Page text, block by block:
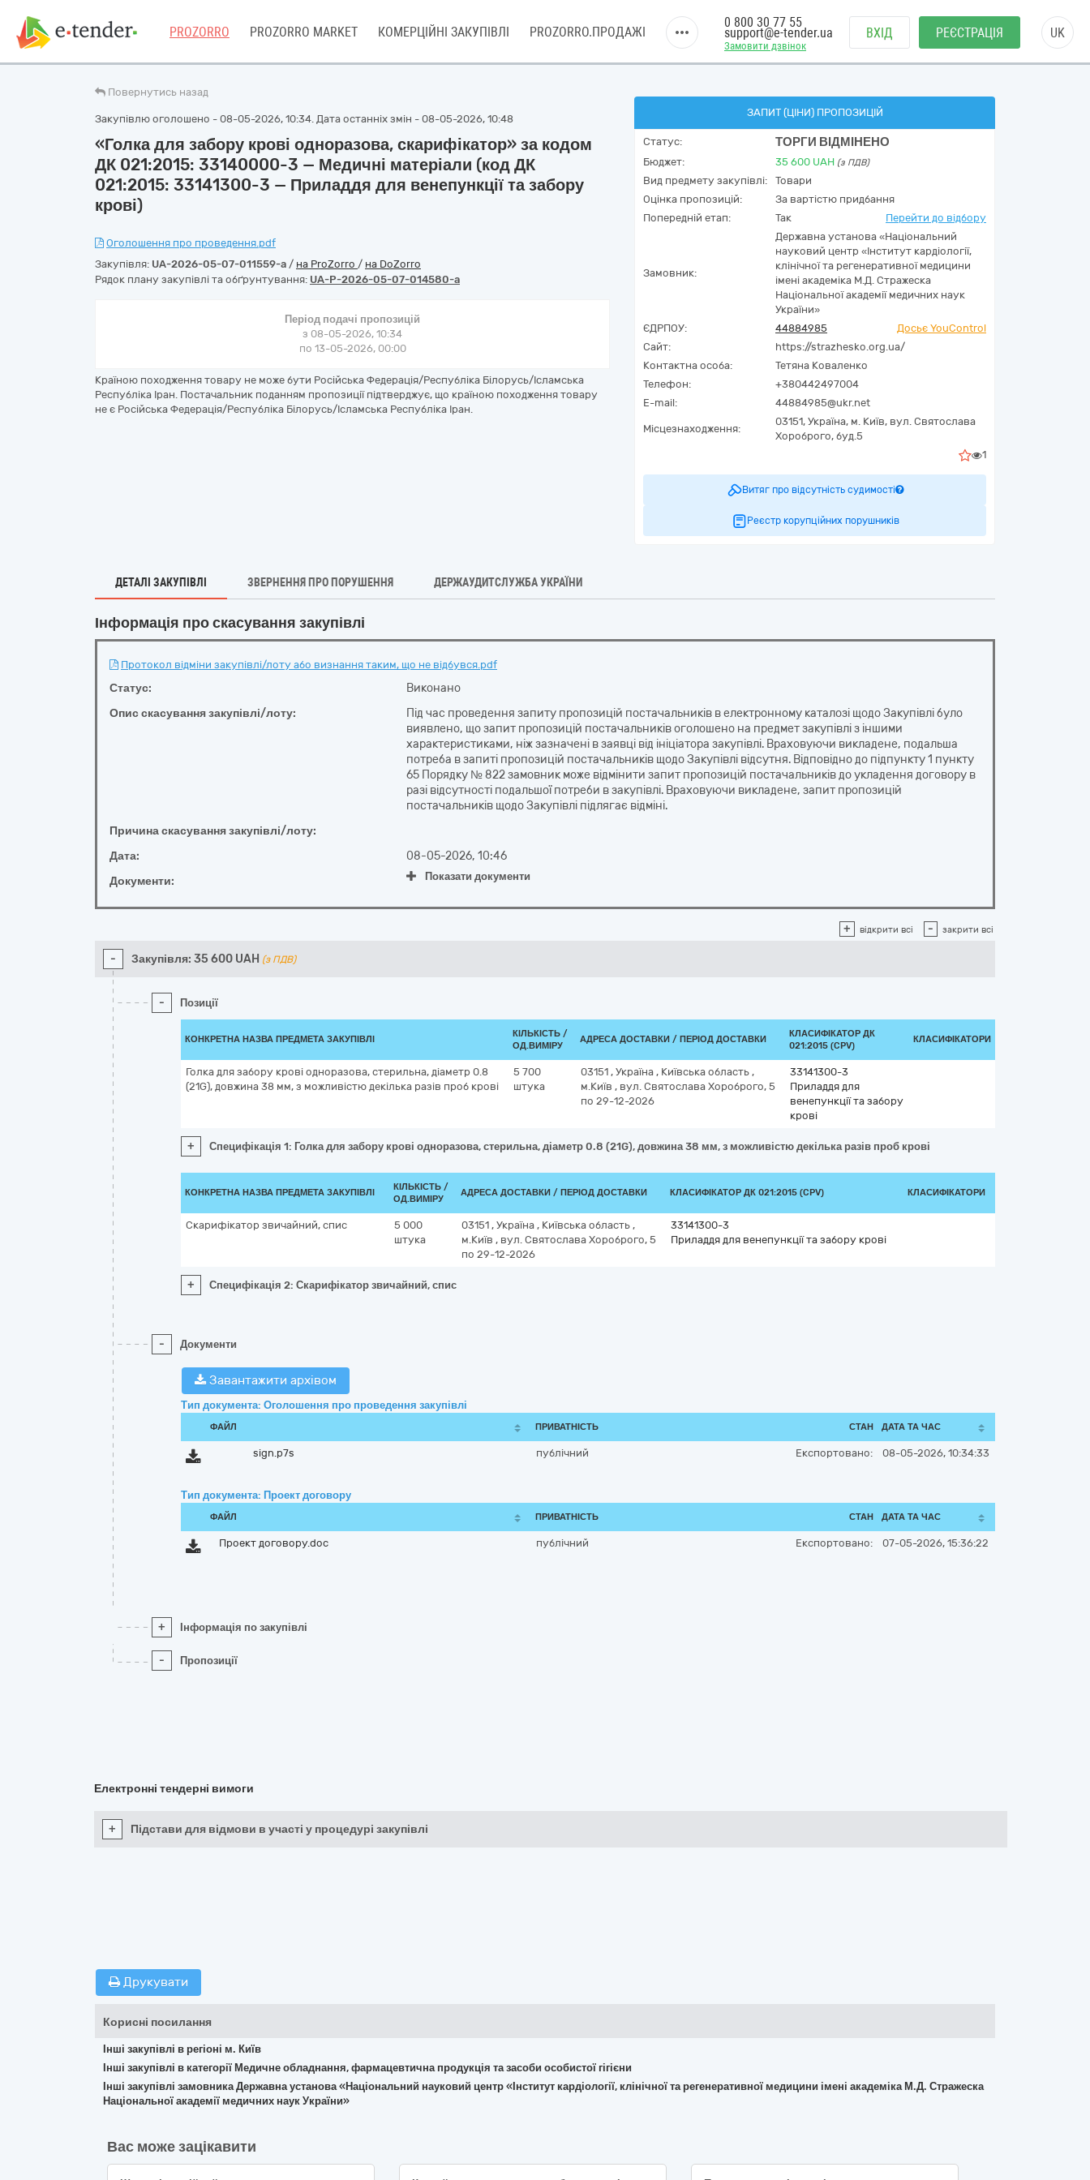
PROZORRO PROZORRO MARKET КОМЕРЦІЙНІ ЗАКУПІВЛІ PROZORRO.ПРОДАЖІ
Замовити дзвінок
0 800 30 77 55
support@e-tender.ua ВХІД РЕЄСТРАЦІЯ UK
Повернутись назад
Закупівлю оголошено - 08-05-2026, 10:34. Дата останніх змін - 08-05-2026, 10:48
«Голка для забору крові одноразова, скарифікатор» за кодом
ДК 021:2015: 33140000-3 — Медичні матеріали (код ДК
021:2015: 33141300-3 — Приладдя для венепункції та забору
крові)
Оголошення про проведення.pdf
Закупівля: UA-2026-05-07-011559-a / на ProZorro / на DoZorro
Рядок плану закупівлі та обґрунтування: UA-P-2026-05-07-014580-a
Період подачі пропозицій
з 08-05-2026, 10:34
по 13-05-2026, 00:00
Країною походження товару не може бути Російська Федерація/Республіка Білорусь/Ісламська
Республіка Іран. Постачальник поданням пропозиції підтверджує, що країною походження товару
не є Російська Федерація/Республіка Білорусь/Ісламська Республіка Іран.
ЗАПИТ (ЦІНИ) ПРОПОЗИЦІЙ
Статус: ТОРГИ ВІДМІНЕНО
Бюджет: 35 600 UAH (з ПДВ)
Вид предмету закупівлі:
Товари
Оцінка пропозицій:
За вартістю придбання
Попередній етап:
Так Перейти до відбору
Замовник:
Державна установа «Національний
науковий центр «Інститут кардіології,
клінічної та регенеративної медицини
імені академіка М.Д. Стражеска
Національної академії медичних наук
України»
ЄДРПОУ:
44884985
Досьє YouControl
Сайт:
https://strazhesko.org.ua/
Контактна особа:
Тетяна Коваленко
Телефон:
+380442497004
E-mail:
44884985@ukr.net
Місцезнаходження:
03151, Україна, м. Київ, вул. Святослава
Хороброго, буд.5
1
Витяг про відсутність судимості
Реєстр корупційних порушників
ДЕТАЛІ ЗАКУПІВЛІ ЗВЕРНЕННЯ ПРО ПОРУШЕННЯ ДЕРЖАУДИТСЛУЖБА УКРАЇНИ
Інформація про скасування закупівлі
Протокол відміни закупівлі/лоту або визнання таким, що не відбувся.pdf
Статус:
Виконано
Опис скасування закупівлі/лоту:
Під час проведення запиту пропозицій постачальників в електронному каталозі щодо Закупівлі було
виявлено, що запит пропозицій постачальників оголошено на предмет закупівлі з іншими
характеристиками, ніж зазначені в заявці від ініціатора закупівлі. Враховуючи викладене, подальша
потреба в запиті пропозицій постачальників щодо Закупівлі відсутня. Відповідно до підпункту 1 пункту
65 Порядку № 822 замовник може відмінити запит пропозицій постачальників до укладення договору в
разі відсутності подальшої потреби в закупівлі. Враховуючи викладене, запит пропозицій
постачальників щодо Закупівлі підлягає відміні.
Причина скасування закупівлі/лоту:
Дата:
08-05-2026, 10:46
Документи:
Показати документи
+ відкрити всі - закрити всі
- Закупівля: 35 600 UAH (з ПДВ)
- Позиції
КОНКРЕТНА НАЗВА ПРЕДМЕТА ЗАКУПІВЛІ
КІЛЬКІСТЬ /
ОД.ВИМІРУ
АДРЕСА ДОСТАВКИ / ПЕРІОД ДОСТАВКИ
КЛАСИФІКАТОР ДК
021:2015 (CPV)
КЛАСИФІКАТОРИ
Голка для забору крові одноразова, стерильна, діаметр 0.8
(21G), довжина 38 мм, з можливістю декілька разів проб крові
5 700
штука
03151 , Україна , Київська область ,
м.Київ , вул. Святослава Хороброго, 5
по 29-12-2026
33141300-3
Приладдя для
венепункції та забору
крові
+ Специфікація 1: Голка для забору крові одноразова, стерильна, діаметр 0.8 (21G), довжина 38 мм, з можливістю декілька разів проб крові
КОНКРЕТНА НАЗВА ПРЕДМЕТА ЗАКУПІВЛІ
КІЛЬКІСТЬ /
ОД.ВИМІРУ
АДРЕСА ДОСТАВКИ / ПЕРІОД ДОСТАВКИ КЛАСИФІКАТОР ДК 021:2015 (CPV) КЛАСИФІКАТОРИ
Скарифікатор звичайний, спис
5 000
штука
03151 , Україна , Київська область ,
м.Київ , вул. Святослава Хороброго, 5
по 29-12-2026
33141300-3
Приладдя для венепункції та забору крові
+ Специфікація 2: Скарифікатор звичайний, спис
- Документи
Завантажити архівом
Тип документа: Оголошення про проведення закупівлі
ФАЙЛ ПРИВАТНІСТЬ СТАН ДАТА ТА ЧАС
sign.p7s публічний Експортовано: 08-05-2026, 10:34:33
Тип документа: Проект договору
ФАЙЛ ПРИВАТНІСТЬ СТАН ДАТА ТА ЧАС
Проект договору.doc публічний Експортовано: 07-05-2026, 15:36:22
+ Інформація по закупівлі
- Пропозиції
Електронні тендерні вимоги
+ Підстави для відмови в участі у процедурі закупівлі
Друкувати
Корисні посилання
Інші закупівлі в регіоні м. Київ
Інші закупівлі в категорії Медичне обладнання, фармацевтична продукція та засоби особистої гігієни
Інші закупівлі замовника Державна установа «Національний науковий центр «Інститут кардіології, клінічної та регенеративної медицини імені академіка М.Д. Стражеска
Національної академії медичних наук України»
Вас може зацікавити